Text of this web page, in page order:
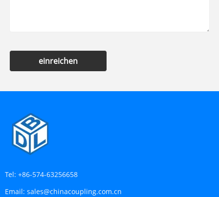
einreichen
Tel: +86-574-63256658
Email: sales@chinacoupling.com.cn